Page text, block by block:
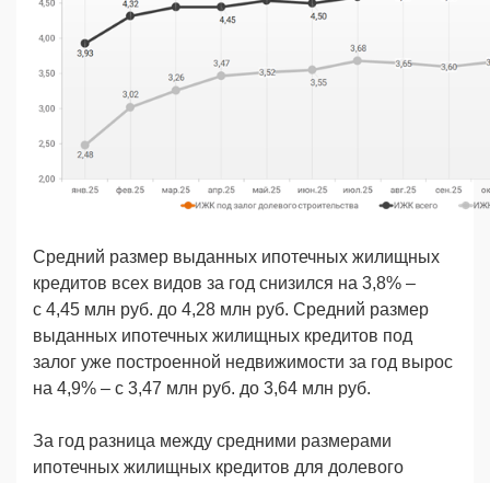
Средний размер выданных ипотечных жилищных
кредитов всех видов за год снизился на 3,8% –
c 4,45 млн руб. до 4,28 млн руб. Средний размер
выданных ипотечных жилищных кредитов под
залог уже построенной недвижимости за год вырос
на 4,9% – c 3,47 млн руб. до 3,64 млн руб.
За год разница между средними размерами
ипотечных жилищных кредитов для долевого